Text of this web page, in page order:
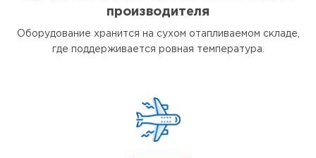
производителя
Оборудование хранится на сухом отапливаемом складе,
где поддерживается ровная температура.